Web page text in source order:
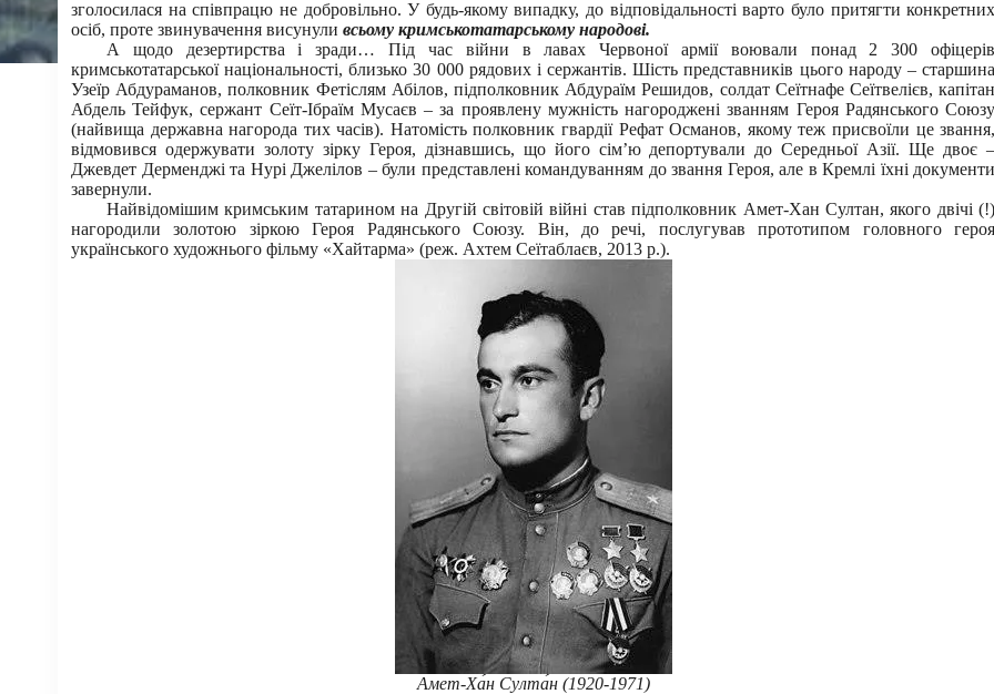
зголосилася на співпрацю не добровільно. У будь-якому випадку, до відповідальності варто було притягти конкретних
осіб, проте звинувачення висунули всьому кримськотатарському народові.
А щодо дезертирства і зради… Під час війни в лавах Червоної армії воювали понад 2 300 офіцерів
кримськотатарської національності, близько 30 000 рядових і сержантів. Шість представників цього народу – старшина
Узеїр Абдураманов, полковник Фетіслям Абілов, підполковник Абдураїм Решидов, солдат Сеїтнафе Сеїтвелієв, капітан
Абдель Тейфук, сержант Сеїт-Ібраїм Мусаєв – за проявлену мужність нагороджені званням Героя Радянського Союзу
(найвища державна нагорода тих часів). Натомість полковник гвардії Рефат Османов, якому теж присвоїли це звання,
відмовився одержувати золоту зірку Героя, дізнавшись, що його сім’ю депортували до Середньої Азії. Ще двоє –
Джевдет Дерменджі та Нурі Джелілов – були представлені командуванням до звання Героя, але в Кремлі їхні документи
завернули.
Найвідомішим кримським татарином на Другій світовій війні став підполковник Амет-Хан Султан, якого двічі (!)
нагородили золотою зіркою Героя Радянського Союзу. Він, до речі, послугував прототипом головного героя
українського художнього фільму «Хайтарма» (реж. Ахтем Сеїтаблаєв, 2013 р.).
Амет-Ха́н Султа́н (1920-1971)